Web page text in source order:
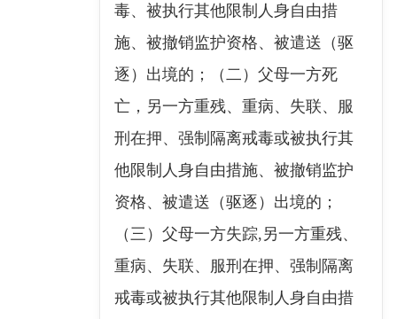
毒、被执行其他限制人身自由措
施、被撤销监护资格、被遣送（驱
逐）出境的；（二）父母一方死
亡，另一方重残、重病、失联、服
刑在押、强制隔离戒毒或被执行其
他限制人身自由措施、被撤销监护
资格、被遣送（驱逐）出境的；
（三）父母一方失踪,另一方重残、
重病、失联、服刑在押、强制隔离
戒毒或被执行其他限制人身自由措